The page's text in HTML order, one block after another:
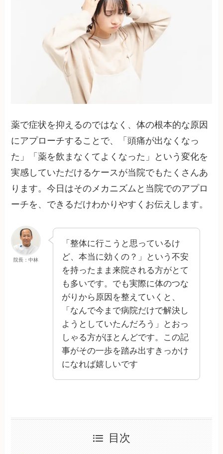
薬で症状を抑えるのではなく、体の根本的な原因
にアプローチすることで、「頭痛が出なくなっ
た」「薬を飲まなくてよくなった」という変化を
実感していただけるケースが当院でもたくさんあ
ります。今日はそのメカニズムと当院でのアプロ
ーチを、できるだけわかりやすくお伝えします。
院長：中林
「整体に行こうと思っているけ
ど、本当に効くの？」という不安
を持ったまま来院される方がとて
も多いです。でも実際に体のつな
がりから原因を整えていくと、
「なんで今まで病院だけで解決し
ようとしていたんだろう」とおっ
しゃる方がほとんどです。この記
事がその一歩を踏み出すきっかけ
になれば嬉しいです
目次